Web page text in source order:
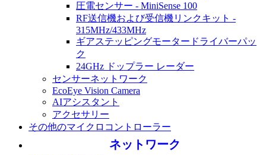
圧電センサー - MiniSense 100
RF送信機および受信機リンクキット -
315MHz/433MHz
ギアステッピングモータードライバーパッ
ク
24GHz ドップラー レーダー
センサーネットワーク
EcoEye Vision Camera
AIアシスタント
アクセサリー
その他のマイクロコントローラー
ネットワーク